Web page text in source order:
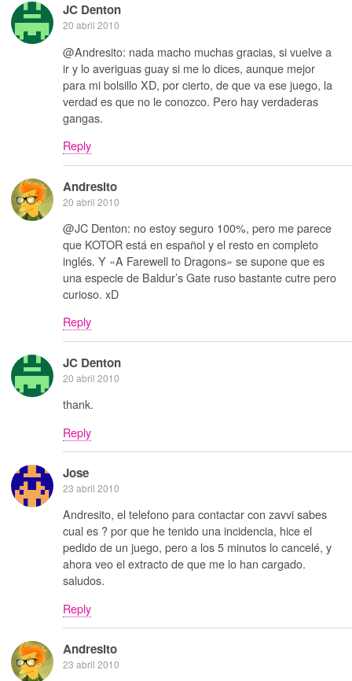
JC Denton
20 abril 2010
@Andresito: nada macho muchas gracias, si vuelve a
ir y lo averiguas guay si me lo dices, aunque mejor
para mi bolsillo XD, por cierto, de que va ese juego, la
verdad es que no le conozco. Pero hay verdaderas
gangas.
Reply
Andresito
20 abril 2010
@JC Denton: no estoy seguro 100%, pero me parece
que KOTOR está en español y el resto en completo
inglés. Y «A Farewell to Dragons» se supone que es
una especie de Baldur’s Gate ruso bastante cutre pero
curioso. xD
Reply
JC Denton
20 abril 2010
thank.
Reply
Jose
23 abril 2010
Andresito, el telefono para contactar con zavvi sabes
cual es ? por que he tenido una incidencia, hice el
pedido de un juego, pero a los 5 minutos lo cancelé, y
ahora veo el extracto de que me lo han cargado.
saludos.
Reply
Andresito
23 abril 2010